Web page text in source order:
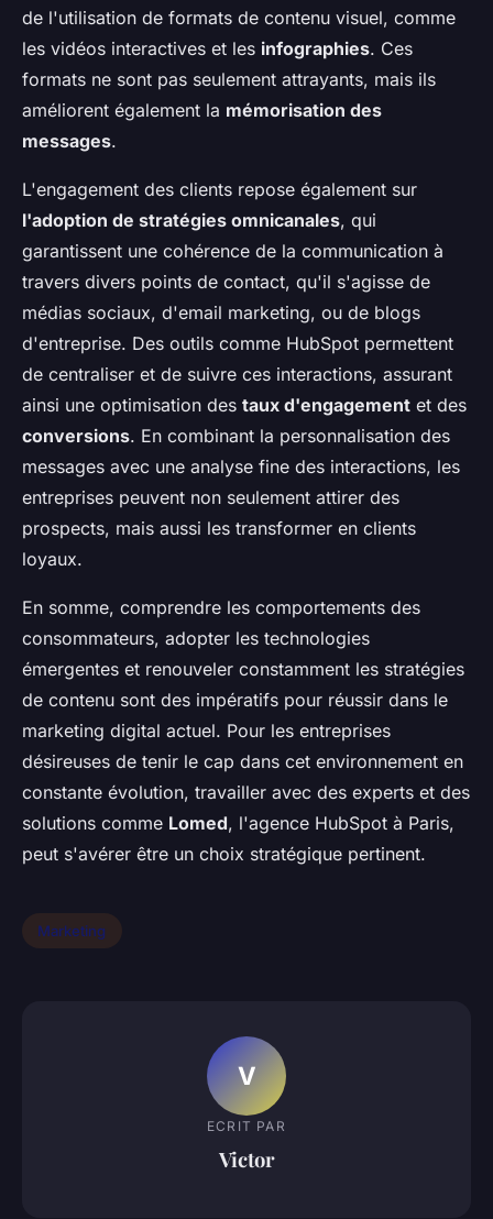
de l'utilisation de formats de contenu visuel, comme
les vidéos interactives et les infographies. Ces
formats ne sont pas seulement attrayants, mais ils
améliorent également la mémorisation des
messages.
L'engagement des clients repose également sur
l'adoption de stratégies omnicanales, qui
garantissent une cohérence de la communication à
travers divers points de contact, qu'il s'agisse de
médias sociaux, d'email marketing, ou de blogs
d'entreprise. Des outils comme HubSpot permettent
de centraliser et de suivre ces interactions, assurant
ainsi une optimisation des taux d'engagement et des
conversions. En combinant la personnalisation des
messages avec une analyse fine des interactions, les
entreprises peuvent non seulement attirer des
prospects, mais aussi les transformer en clients
loyaux.
En somme, comprendre les comportements des
consommateurs, adopter les technologies
émergentes et renouveler constamment les stratégies
de contenu sont des impératifs pour réussir dans le
marketing digital actuel. Pour les entreprises
désireuses de tenir le cap dans cet environnement en
constante évolution, travailler avec des experts et des
solutions comme Lomed, l'agence HubSpot à Paris,
peut s'avérer être un choix stratégique pertinent.
Marketing
V
ECRIT PAR
Victor